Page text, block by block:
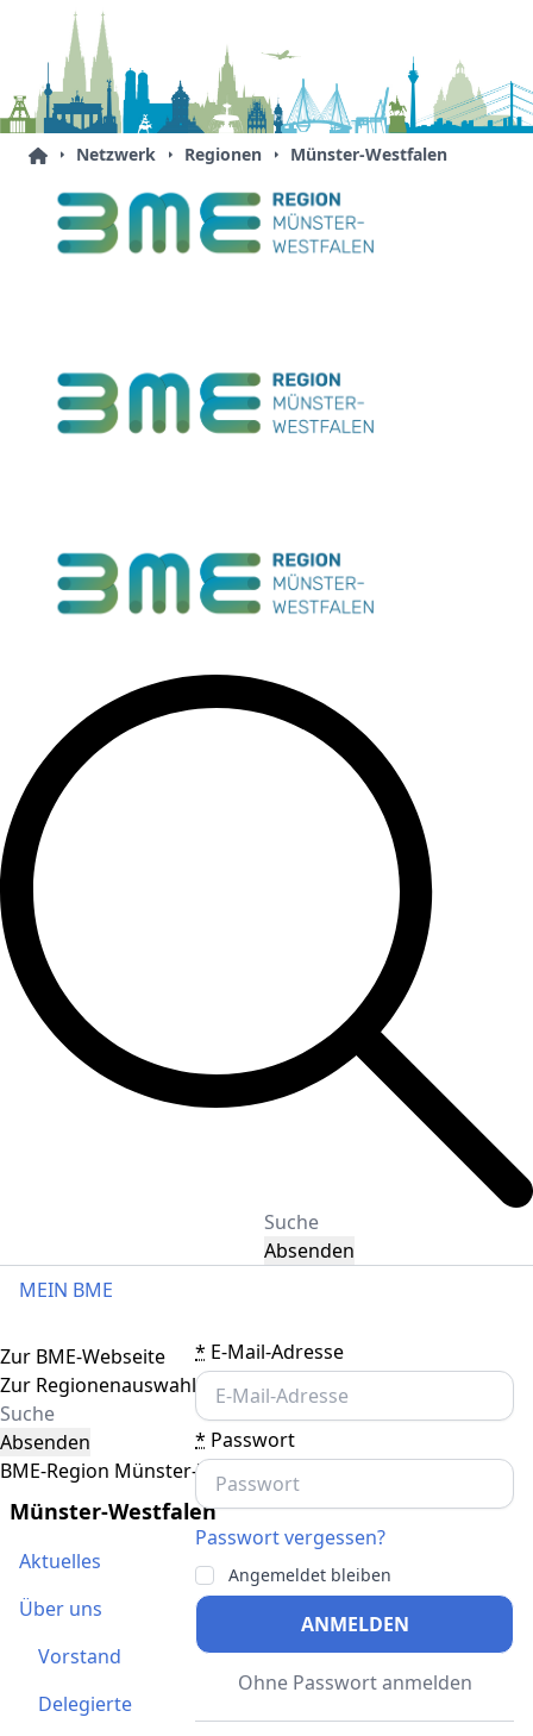
Netzwerk Regionen Münster-Westfalen
Absenden
MEIN BME
* E-Mail-Adresse
* Passwort
Passwort vergessen?
Angemeldet bleiben
ANMELDEN
Ohne Passwort anmelden
Toggle navigation
Zur BME-Webseite
Zur Regionenauswahl
Absenden
BME-Region Münster-Westfalen
Münster-Westfalen
Aktuelles
Über uns
Vorstand
Delegierte